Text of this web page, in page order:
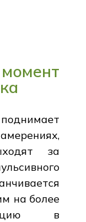
за
на более
в